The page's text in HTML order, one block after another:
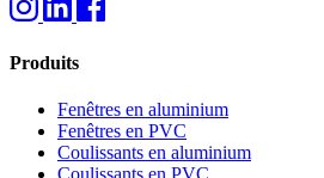
Produits
Fenêtres en aluminium
Fenêtres en PVC
Coulissants en aluminium
Coulissants en PVC